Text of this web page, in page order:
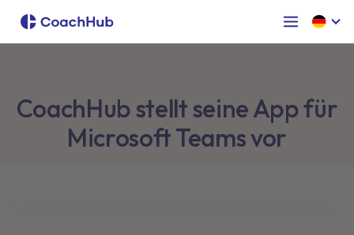
CoachHub stellt seine App für
Microsoft Teams vor